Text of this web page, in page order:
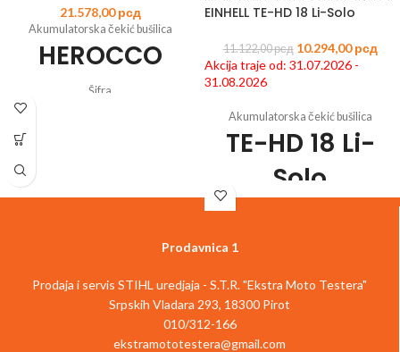
21.578,00рсд
Akumulatorska čekić bušilica
HEROCCO
Šifra
artikla:
4 funkcije: Bušenje/udarno bušenje/
štemovanje sa i bez blokade
Universalna SDS-Plus glava sa
Elektronska kontrola brzine za fino
podešavanje na delikatnim poslovima
Rad sa malim vibracijama zahvaljujući
ručki na jastučićima
EINHELL TE-HD 18 Li-Solo
11.122,00рсд 10.294,00рсд
Akcija traje od: 31.07.2026 -
31.08.2026
Akumulatorska čekić bušilica
TE-HD 18 Li-
Solo
Član Power X-Change porodice
bušenje čak i u betonu
Pneumatski čekić za lakše bušenje u
Snažni motor i metalni prenosnici
Prodavnica 1
Prodaja i servis STIHL uredjaja - S.T.R. "Ekstra Moto Testera"
Srpskih Vladara 293, 18300 Pirot
010/312-166
ekstramototestera@gmail.com